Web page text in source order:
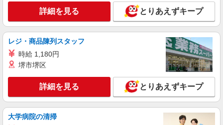
株式会社kotrio /●SW-S-2022847
河辺駅＊病院の看護助手│シフト相談OK！経
験不問・資格不問◎
時給1550円〜2312円 ＜交通費全支給(ガソリ
青梅市＜河辺駅チカ＞
キープ 詳細を見る
職業紹介
詳細を見る とりあえずキープ
レジ・商品陳列スタッフ
時給 1,180円
堺市堺区
詳細を見る とりあえずキープ
大学病院の清掃